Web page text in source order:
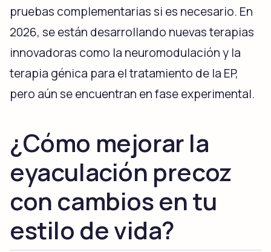
pruebas complementarias si es necesario. En
2026, se están desarrollando nuevas terapias
innovadoras como la neuromodulación y la
terapia génica para el tratamiento de la EP,
pero aún se encuentran en fase experimental.
¿Cómo mejorar la
eyaculación precoz
con cambios en tu
estilo de vida?